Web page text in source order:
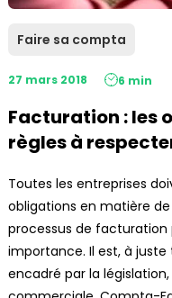
Faire sa compta
27 mars 2018 6 min
Facturation : les
règles à
Toutes les entreprises
obligations en matière
processus de
importance. Il est, à
encadré par la